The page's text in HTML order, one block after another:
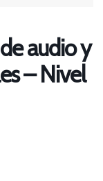
audio y
– Nivel